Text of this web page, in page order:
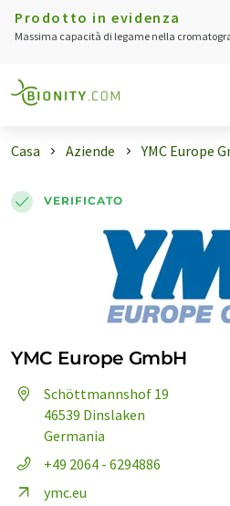
Prodotto in evidenza
Massima capacità di legame nella
Casa Aziende YMC Europe
VERIFICATO
YMC Europe GmbH
Schöttmannshof 19
46539 Dinslaken
Germania
+49 2064 - 6294886
ymc.eu